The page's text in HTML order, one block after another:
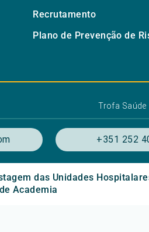
Recrutamento
Plano de Prevenção de
Trofa Saúde
+351 252
das Unidades
Academia